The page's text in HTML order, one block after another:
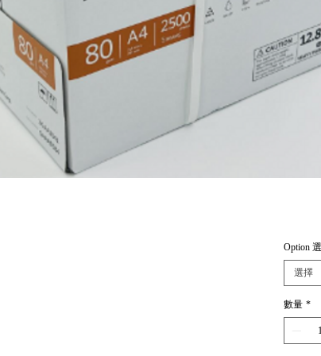
Option
選擇
數量 *